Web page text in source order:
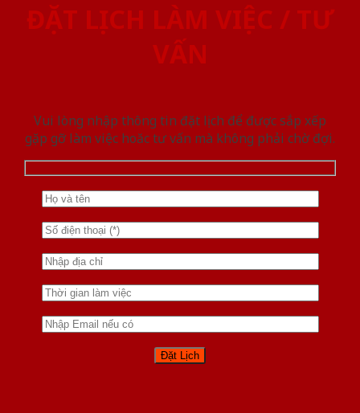
ĐẶT LỊCH LÀM VIỆC / TƯ
VẤN
Vui lòng nhập thông tin đặt lịch để được sắp xếp
gặp gỡ làm việc hoăc tư vấn mà không phải chờ đợi.